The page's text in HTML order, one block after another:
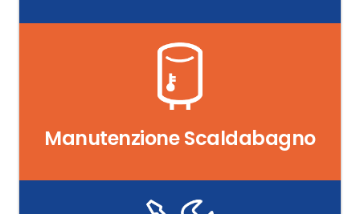
Manutenzione Scaldabagno